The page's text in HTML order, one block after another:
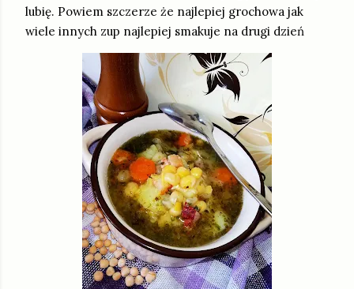
lubię. Powiem szczerze że najlepiej grochowa jak
wiele innych zup najlepiej smakuje na drugi dzień